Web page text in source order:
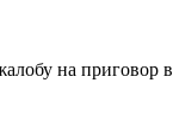
на приговор